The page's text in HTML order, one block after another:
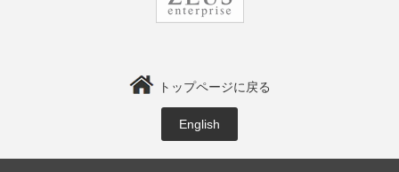
トップページに戻る
English